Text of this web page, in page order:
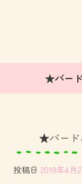
★バー
★バード
投稿日 2019年4月